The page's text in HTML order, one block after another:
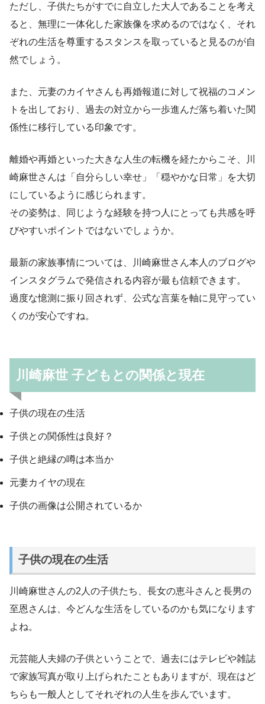
ただし、子供たちがすでに自立した大人であることを考え
ると、無理に一体化した家族像を求めるのではなく、それ
ぞれの生活を尊重するスタンスを取っていると見るのが自
然でしょう。
また、元妻のカイヤさんも再婚報道に対して祝福のコメン
トを出しており、過去の対立から一歩進んだ落ち着いた関
係性に移行している印象です。
離婚や再婚といった大きな人生の転機を経たからこそ、川
崎麻世さんは「自分らしい幸せ」「穏やかな日常」を大切
にしているように感じられます。
その姿勢は、同じような経験を持つ人にとっても共感を呼
びやすいポイントではないでしょうか。
最新の家族事情については、川崎麻世さん本人のブログや
インスタグラムで発信される内容が最も信頼できます。
過度な憶測に振り回されず、公式な言葉を軸に見守ってい
くのが安心ですね。
川崎麻世 子どもとの関係と現在
子供の現在の生活
子供との関係性は良好？
子供と絶縁の噂は本当か
元妻カイヤの現在
子供の画像は公開されているか
子供の現在の生活
川崎麻世さんの2人の子供たち、長女の恵斗さんと長男の
至恩さんは、今どんな生活をしているのかも気になります
よね。
元芸能人夫婦の子供ということで、過去にはテレビや雑誌
で家族写真が取り上げられたこともありますが、現在はど
ちらも一般人としてそれぞれの人生を歩んでいます。